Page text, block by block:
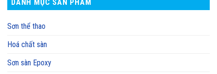
DANH MỤC SẢN PHẨM
Sơn thể thao
Hoá chất sàn
Sơn sàn Epoxy